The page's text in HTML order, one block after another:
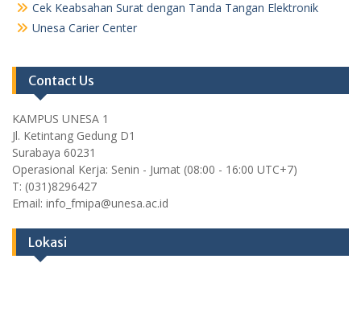
Cek Keabsahan Surat dengan Tanda Tangan Elektronik
Unesa Carier Center
Contact Us
KAMPUS UNESA 1
Jl. Ketintang Gedung D1
Surabaya 60231
Operasional Kerja: Senin - Jumat (08:00 - 16:00 UTC+7)
T: (031)8296427
Email: info_fmipa@unesa.ac.id
Lokasi